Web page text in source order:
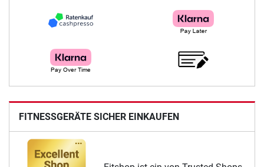
FITNESSGERÄTE SICHER EINKAUFEN